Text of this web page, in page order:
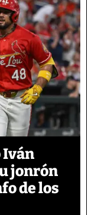
Iván
jonrón
de los